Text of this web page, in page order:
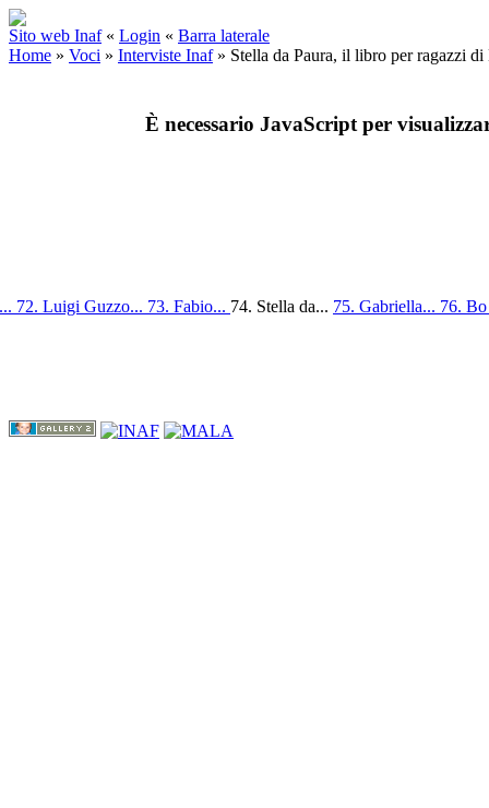
Sito web Inaf « Login « Barra laterale
Home » Voci » Interviste Inaf» Stella da Paura, il libro per ragazzi
È necessario JavaScript per
72. Luigi Guzzo... 73. Fabio... 74. Stella da... 75. Gabriella... 76.